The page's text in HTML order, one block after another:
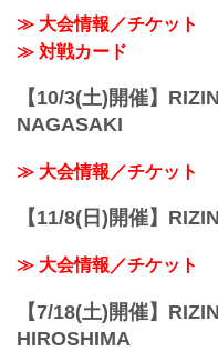
≫ 大会情報／チケット
≫ 対戦カード
【10/3(土)開催】
NAGASAKI
≫ 大会情報／チケット
【11/8(日)開催】
≫ 大会情報／チケット
【7/18(土)開催】
HIROSHIMA